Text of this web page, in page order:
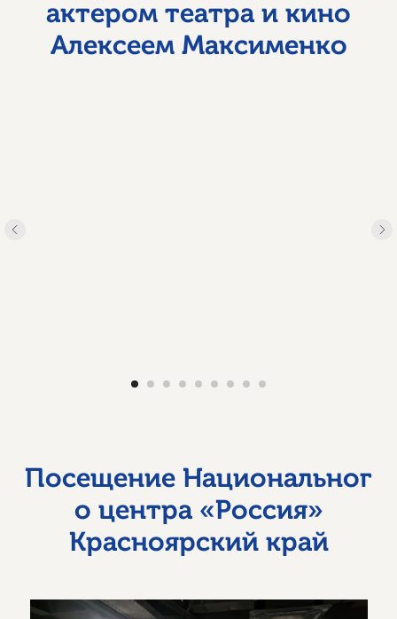
актером театра и кино
Алексеем Максименко
Посещение Национальног
о центра «Россия»
Красноярский край